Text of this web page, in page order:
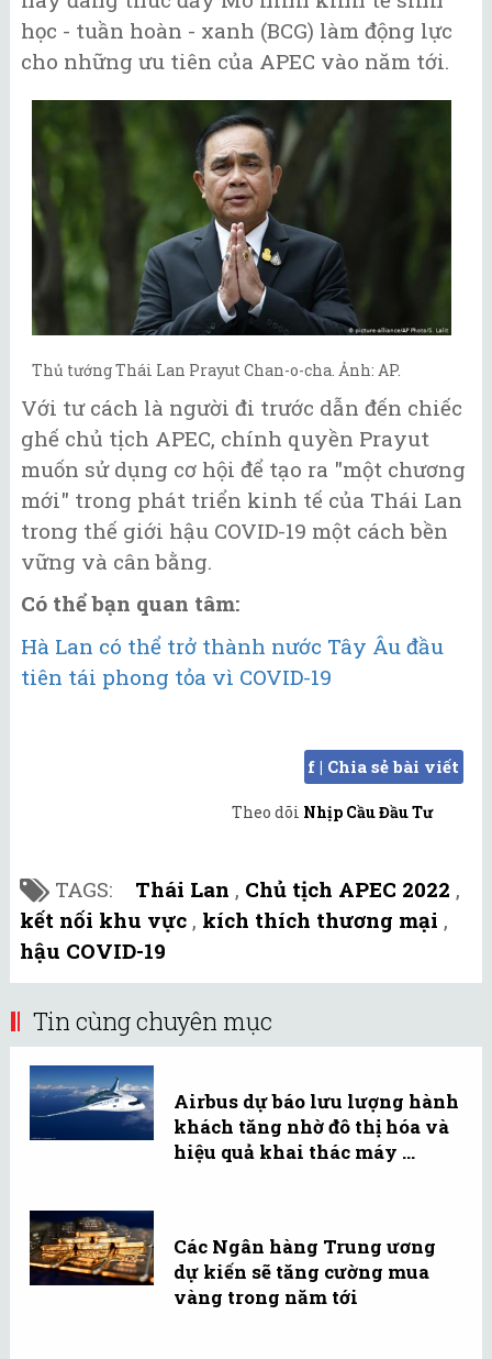
học - tuần hoàn - xanh (BCG) làm động lực
cho những ưu tiên của APEC vào năm tới.
Thủ tướng Thái Lan Prayut Chan-o-cha. Ảnh: AP.
Với tư cách là người đi trước dẫn đến chiếc
ghế chủ tịch APEC, chính quyền Prayut
muốn sử dụng cơ hội để tạo ra "một chương
mới" trong phát triển kinh tế của Thái Lan
trong thế giới hậu COVID-19 một cách bền
vững và cân bằng.
Có thể bạn quan tâm:
Hà Lan có thể trở thành nước Tây Âu đầu
tiên tái phong tỏa vì COVID-19
f | Chia sẻ bài viết
Theo dõi Nhịp Cầu Đầu Tư
TAGS: Thái Lan , Chủ tịch APEC 2022 ,
kết nối khu vực , kích thích thương mại ,
hậu COVID-19
Tin cùng chuyên mục
Airbus dự báo lưu lượng hành
khách tăng nhờ đô thị hóa và
hiệu quả khai thác máy ...
Các Ngân hàng Trung ương
dự kiến sẽ tăng cường mua
vàng trong năm tới